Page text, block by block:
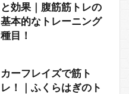
と効果｜腹筋筋トレの
基本的なトレーニング
種目！
カーフレイズで筋ト
レ！｜ふくらはぎのト